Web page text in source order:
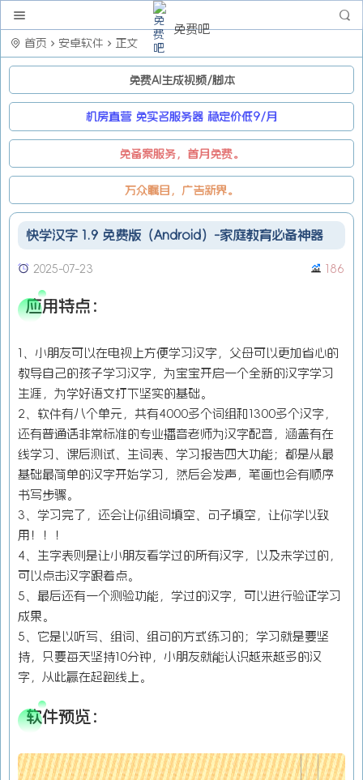
免费吧
首页 安卓软件 正文
免费AI生成视频/脚本
机房直营 免实名服务器 稳定价低9/月
免备案服务，首月免费。
万众瞩目，广告新界。
快学汉字 1.9 免费版（Android）-家庭教育必备神器
2025-07-23 186
应用特点：
1、小朋友可以在电视上方便学习汉字，父母可以更加省心的
教导自己的孩子学习汉字，为宝宝开启一个全新的汉字学习
生涯，为学好语文打下坚实的基础。
2、软件有八个单元，共有4000多个词组和1300多个汉字，
还有普通话非常标准的专业播音老师为汉字配音，涵盖有在
线学习、课后测试、生词表、学习报告四大功能；都是从最
基础最简单的汉字开始学习，然后会发声，笔画也会有顺序
书写步骤。
3、学习完了，还会让你组词填空、句子填空，让你学以致
用！！！
4、生字表则是让小朋友看学过的所有汉字，以及未学过的，
可以点击汉字跟着点。
5、最后还有一个测验功能，学过的汉字，可以进行验证学习
成果。
5、它是以听写、组词、组句的方式练习的；学习就是要坚
持，只要每天坚持10分钟，小朋友就能认识越来越多的汉
字，从此赢在起跑线上。
软件预览：